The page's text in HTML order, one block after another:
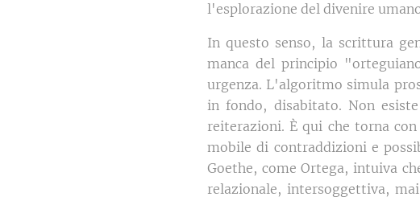
l'esplorazione del divenire
In questo senso, la scrittura
manca del principio
urgenza. L'algoritmo simula
in fondo, disabitato. Non
reiterazioni. È qui che torna
mobile di contraddizioni e
Goethe, come Ortega, intuiva
relazionale, intersoggettiva,